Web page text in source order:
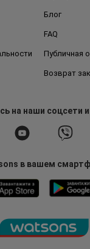
Блог
FAQ
Публичная
Возврат
на наши соцсети
в вашем